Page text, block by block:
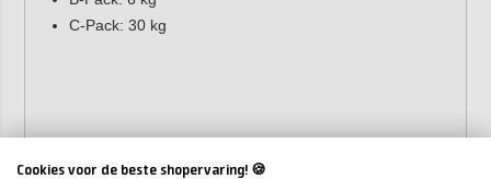
C-Pack: 30 kg
Cookies voor de beste shopervaring! 🍪